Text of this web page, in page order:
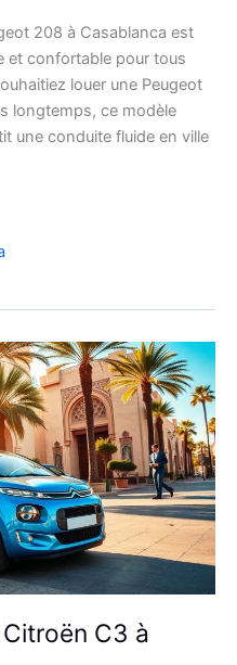
208 à Casablanca est
et confortable pour tous
louer une Peugeot
longtemps, ce modèle
une conduite fluide en ville
C3 à